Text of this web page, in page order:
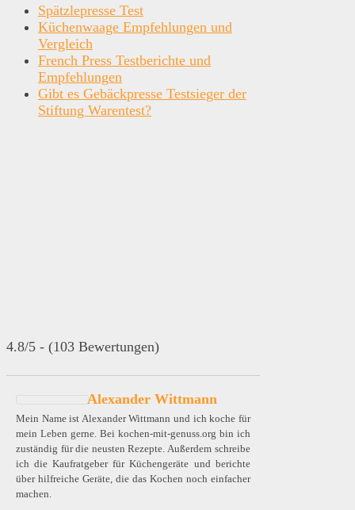
Spätzlepresse Test
Küchenwaage Empfehlungen und
Vergleich
French Press Testberichte und
Empfehlungen
Gibt es Gebäckpresse Testsieger der
Stiftung Warentest?
4.8/5 - (103 Bewertungen)
Alexander Wittmann
Mein Name ist Alexander Wittmann und ich koche für
mein Leben gerne. Bei kochen-mit-genuss.org bin ich
zuständig für die neusten Rezepte. Außerdem schreibe
ich die Kaufratgeber für Küchengeräte und berichte
über hilfreiche Geräte, die das Kochen noch einfacher
machen.